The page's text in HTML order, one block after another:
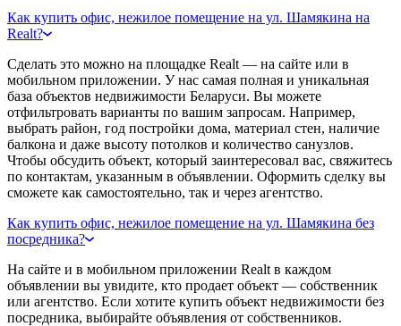
Как купить офис, нежилое помещение на ул. Шамякина на
Realt?
Сделать это можно на площадке Realt — на сайте или в
мобильном приложении. У нас самая полная и уникальная
база объектов недвижимости Беларуси. Вы можете
отфильтровать варианты по вашим запросам. Например,
выбрать район, год постройки дома, материал стен, наличие
балкона и даже высоту потолков и количество санузлов.
Чтобы обсудить объект, который заинтересовал вас, свяжитесь
по контактам, указанным в объявлении. Оформить сделку вы
сможете как самостоятельно, так и через агентство.
Как купить офис, нежилое помещение на ул. Шамякина без
посредника?
На сайте и в мобильном приложении Realt в каждом
объявлении вы увидите, кто продает объект — собственник
или агентство. Если хотите купить объект недвижимости без
посредника, выбирайте объявления от собственников.